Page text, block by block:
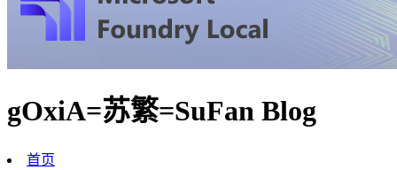
gOxiA=苏繁=SuFan Blog
首页